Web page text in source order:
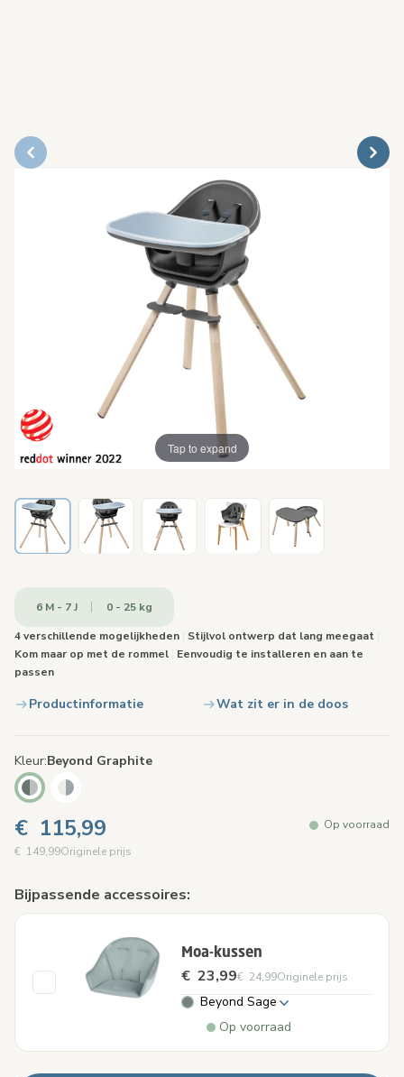
Tap to expand
6 M - 7 J
0 - 25 kg
4 verschillende mogelijkheden
Stijlvol ontwerp dat lang meegaat
Kom maar op met de rommel
Eenvoudig te installeren en aan te
passen
Productinformatie Wat zit er in de doos
Kleur Beyond Graphite
€ 115,99
€ 149,99Originele prijs
Op voorraad
Bijpassende accessoires:
Moa-kussen
€ 23,99€ 24,99Originele prijs
Beyond Sage
Op voorraad